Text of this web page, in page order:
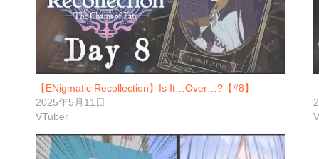
【ENigmatic Recollection】Is It…Over…?【#8】
2025年5月11日
VTuber